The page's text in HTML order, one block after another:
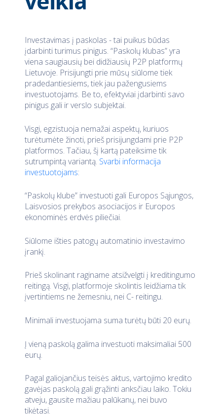
Investavimas į paskolas - tai puikus būdas
įdarbinti turimus pinigus. “Paskolų klubas” yra
viena saugiausių bei didžiausių P2P platformų
Lietuvoje. Prisijungti prie mūsų siūlome tiek
pradedantiesiems, tiek jau pažengusiems
investuotojams. Be to, efektyviai įdarbinti savo
pinigus gali ir verslo subjektai.
Visgi, egzistuoja nemažai aspektų, kuriuos
turėtumėte žinoti, prieš prisijungdami prie P2P
platformos. Tačiau, šį kartą pateiksime tik
sutrumpintą variantą. Svarbi informacija
investuotojams:
“Paskolų klube” investuoti gali Europos Sąjungos,
Laisvosios prekybos asociacijos ir Europos
ekonominės erdvės piliečiai.
Siūlome išties patogų automatinio investavimo
įrankį.
Prieš skolinant raginame atsižvelgti į kreditingumo
reitingą. Visgi, platformoje skolintis leidžiama tik
įvertintiems ne žemesniu, nei C- reitingu.
Minimali investuojama suma turėtų būti 20 eurų.
Į vieną paskolą galima investuoti maksimaliai 500
eurų.
Pagal galiojančius teisės aktus, vartojimo kredito
gavėjas paskolą gali grąžinti anksčiau laiko. Tokiu
atveju, gausite mažiau palūkanų, nei buvo
tikėtasi.